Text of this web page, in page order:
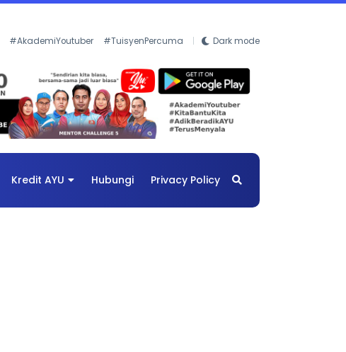
#AkademiYoutuber #TuisyenPercuma Dark mode
Kredit AYU Hubungi Privacy Policy